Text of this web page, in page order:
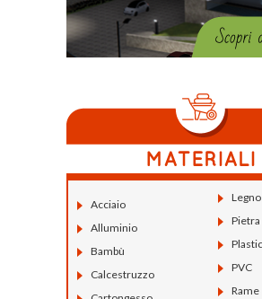
Acciaio
Alluminio
Bambù
Calcestruzzo
Legno
Pietra
PVC
Rame